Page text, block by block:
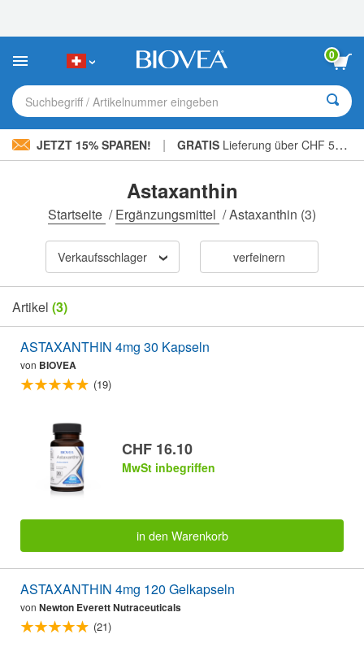
Sie:
Website
ein
Barrierefreiheitssystem.
0
Suchbegriff / Artikelnummer eingeben
JETZT 15% SPAREN! | GRATIS Lieferung über CHF 56.00 »
Astaxanthin
Startseite /Ergänzungsmittel /Astaxanthin (3)
Verkaufsschlager verfeinern
Artikel (3)
ASTAXANTHIN 4mg 30 Kapseln
von BIOVEA
(19)
CHF 16.10
MwSt inbegriffen
in den Warenkorb
ASTAXANTHIN 4mg 120 Gelkapseln
von Newton Everett Nutraceuticals
(21)